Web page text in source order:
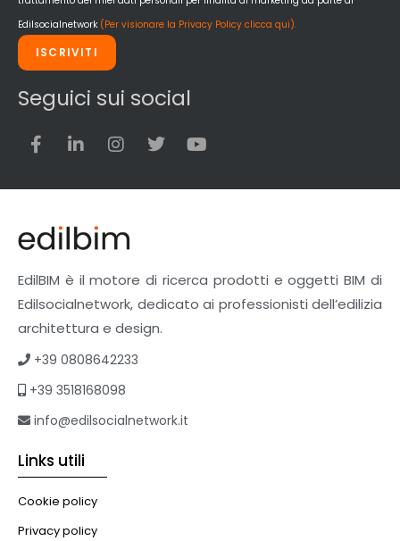
Edilsocialnetwork (Per visionare la Privacy Policy clicca qui).
ISCRIVITI
Seguici sui social
EdilBIM è il motore di ricerca prodotti e oggetti BIM di
Edilsocialnetwork, dedicato ai professionisti dell’edilizia
architettura e design.
+39 0808642233
+39 3518168098
info@edilsocialnetwork.it
Links utili
Cookie policy
Privacy policy